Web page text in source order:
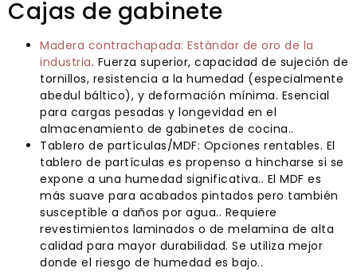
Cajas de gabinete
Madera contrachapada: Estándar de oro de la
industria. Fuerza superior, capacidad de sujeción de
tornillos, resistencia a la humedad (especialmente
abedul báltico), y deformación mínima. Esencial
para cargas pesadas y longevidad en el
almacenamiento de gabinetes de cocina..
Tablero de partículas/MDF: Opciones rentables. El
tablero de partículas es propenso a hincharse si se
expone a una humedad significativa.. El MDF es
más suave para acabados pintados pero también
susceptible a daños por agua.. Requiere
revestimientos laminados o de melamina de alta
calidad para mayor durabilidad. Se utiliza mejor
donde el riesgo de humedad es bajo..